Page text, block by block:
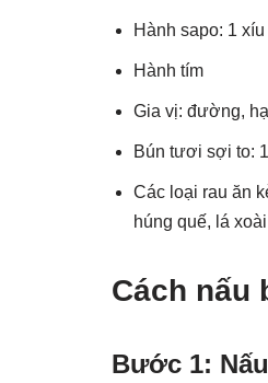
Hành sapo: 1 xíu
Hành tím
Gia vị: đường,
Bún tươi sợi to:
Các loại rau ăn
húng quế, lá
Cách nấu
Bước 1: